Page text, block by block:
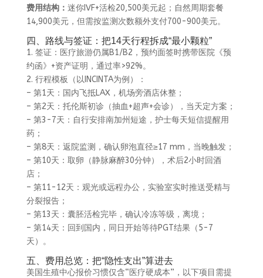
费用结构： 迷你IVF+活检20,500美元起；自然周期套餐
14,900美元，但需按监测次数额外支付700-900美元。
四、路线与签证：把14天行程拆成“最小颗粒”
1. 签证：医疗旅游仍属B1/B2，预约面签时携带医院《预
约函》+资产证明，通过率>92%。
2. 行程模板（以INCINTA为例）：
– 第1天：国内飞抵LAX，机场旁酒店休整；
– 第2天：托伦斯初诊（抽血+超声+会诊），当天定方案；
– 第3-7天：自行安排南加州短途，护士每天短信提醒用
药；
– 第8天：返院监测，确认卵泡直径≥17 mm，当晚触发；
– 第10天：取卵（静脉麻醉30分钟），术后2小时回酒
店；
– 第11-12天：观光或远程办公，实验室实时推送受精与
分裂报告；
– 第13天：囊胚活检完毕，确认冷冻等级，离境；
– 第14天：回到国内，同日开始等待PGT结果（5-7
天）。
五、费用总览：把“隐性支出”算进去
美国生殖中心报价习惯仅含“医疗硬成本”，以下项目需提